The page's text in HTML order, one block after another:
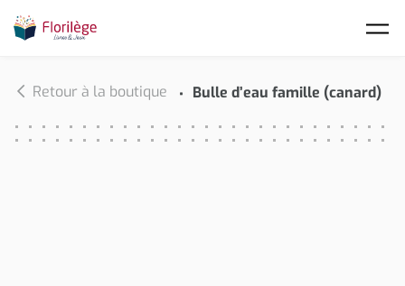
Retour à la boutique Bulle d’eau famille (canard)